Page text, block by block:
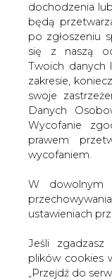
dochodzenia
będą
po zgłoszeniu
się z naszą
Twoich danych
zakresie,
swoje
Danych
Wycofanie
prawem
wycofaniem.
W dowolnym
ustawieniach
Jeśli
plików cookies
„Przejdź do
-
podobne
Andrzej
Urzędu
Kongresu
W swojej
problem jaki
Jak twierdzi
które pojawią się
obu tych
model
buforowych,